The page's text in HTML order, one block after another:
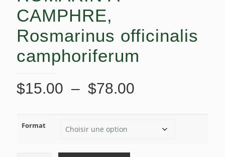
CAMPHRE,
Rosmarinus officinalis
camphoriferum
$15.00 – $78.00
$15.00
Format